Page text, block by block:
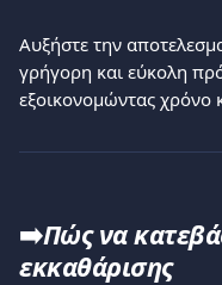
Αυξήστε την
γρήγορη και εύκολη
εξοικονομώντας χρόνο
➡️Πώς να
εκκαθάρισης